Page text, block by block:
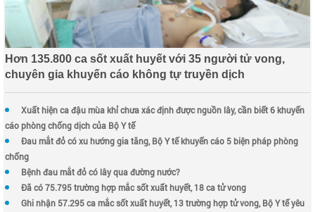
Hơn 135.800 ca sốt xuất huyết với 35 người tử vong,
chuyên gia khuyến cáo không tự truyền dịch
Xuất hiện ca đậu mùa khỉ chưa xác định được nguồn lây, cần biết 6 khuyến
cáo phòng chống dịch của Bộ Y tế
Đau mắt đỏ có xu hướng gia tăng, Bộ Y tế khuyến cáo 5 biện pháp phòng
chống
Bệnh đau mắt đỏ có lây qua đường nước?
Đã có 75.795 trường hợp mắc sốt xuất huyết, 18 ca tử vong
Ghi nhận 57.295 ca mắc sốt xuất huyết, 13 trường hợp tử vong, Bộ Y tế yêu